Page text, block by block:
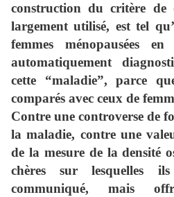
construction du critère de
largement utilisé, est tel
femmes ménopausées
automatiquement
cette “maladie”, parce
comparés avec ceux de
Contre une controverse de
la maladie, contre une
de la mesure de la densité
chères sur lesquelles
communiqué, mais